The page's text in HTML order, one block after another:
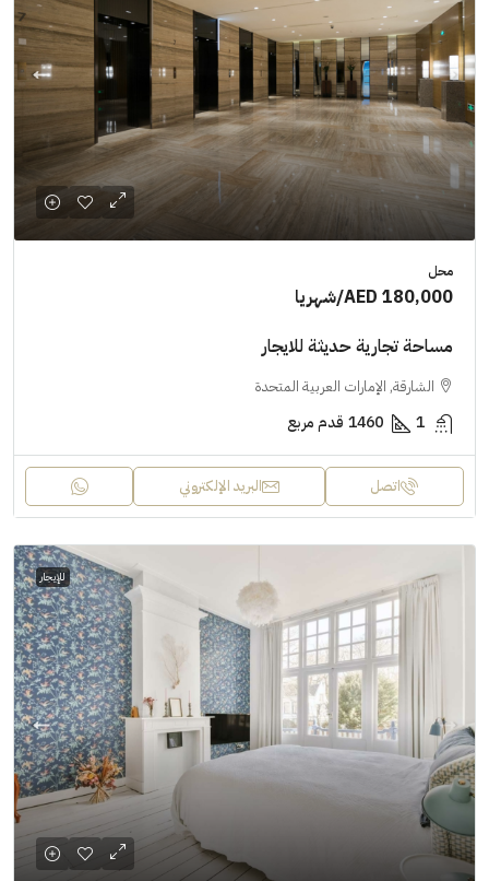
محل
AED 180,000/شهريا
مساحة تجارية حديثة للايجار
الشارقة, الإمارات العربية المتحدة
1
1460 قدم مربع
اتصل البريد الإلكتروني
للإيجار